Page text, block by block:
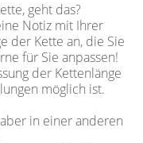
geht das?
Notiz mit Ihrer
der Kette an, die Sie
für Sie anpassen!
der Kettenlänge
möglich ist.
in einer anderen